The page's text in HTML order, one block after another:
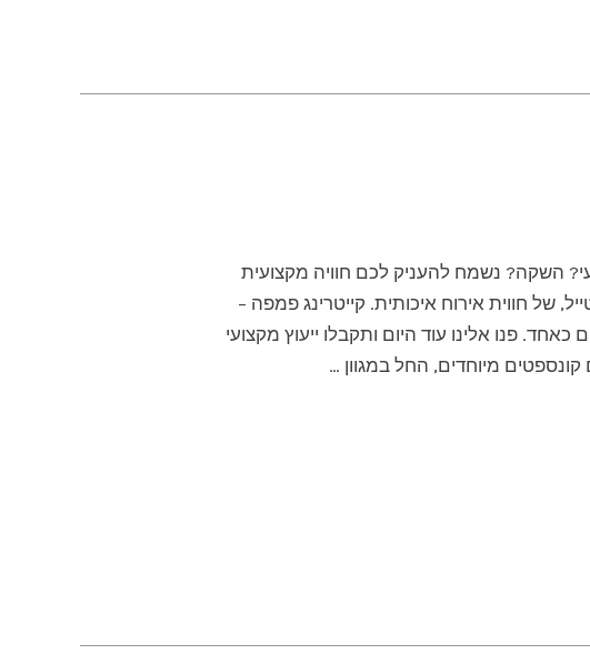
השקה? נשמח להעניק לכם חוויה מקצועית
של חווית אירוח איכותית. קייטרינג פמפה –
כאחד. פנו אלינו עוד היום ותקבלו ייעוץ מקצועי
מיוחדים, החל במגוון …